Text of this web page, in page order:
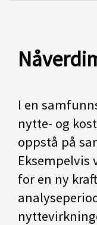
I en
nytte- og
oppstå på
Eksempelvis
for en ny